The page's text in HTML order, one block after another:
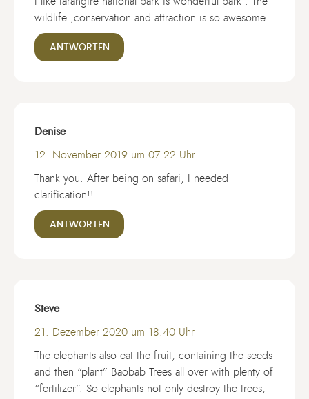
wildlife ,conservation and attraction is so awesome..
ANTWORTEN
Denise
12. November 2019 um 07:22 Uhr
Thank you. After being on safari, I needed
clarification!!
ANTWORTEN
Steve
21. Dezember 2020 um 18:40 Uhr
The elephants also eat the fruit, containing the seeds
and then “plant” Baobab Trees all over with plenty of
“fertilizer”. So elephants not only destroy the trees,